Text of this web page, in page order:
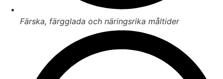
Färska, färgglada och näringsrika måltider